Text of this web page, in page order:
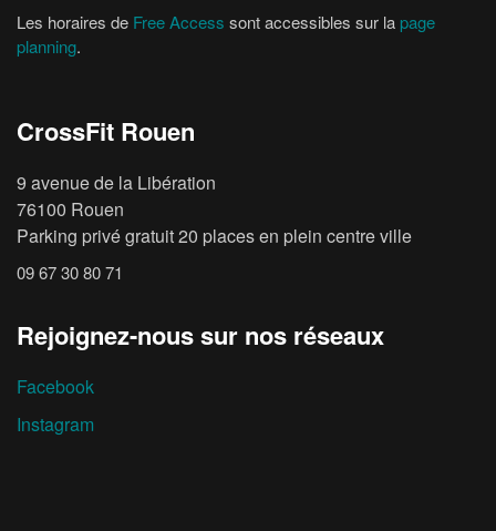
Les horaires de Free Access sont accessibles sur la page
planning.
CrossFit Rouen
9 avenue de la Libération
76100 Rouen
Parking privé gratuit 20 places en plein centre ville
09 67 30 80 71
Rejoignez-nous sur nos réseaux
Facebook
Instagram